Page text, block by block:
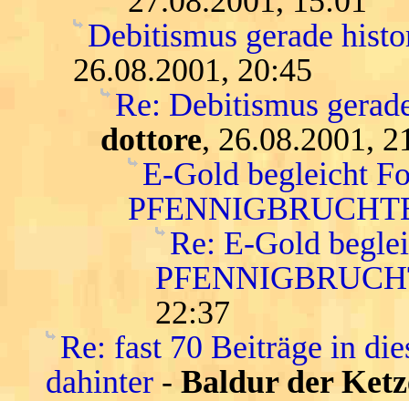
Debitismus gerade
26.08.2001, 20:45
Re: Debitismus
dottore, 26.08.2001,
E-Gold begleicht
Re: E-Gold
22:37
Re: fast 70 Beiträge in
dahinter - Baldur der